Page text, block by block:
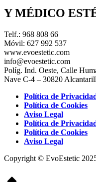
Y MÉDICO
Telf.: 968 808 66
Móvil: 627 992 537
www.evoestetic.com
info@evoestetic.com
Políg. Ind. Oeste, Calle
Nave C-4 – 30820
Política de
Política de Cookies
Aviso Legal
Política de
Política de Cookies
Aviso Legal
Copyright © EvoEstetic